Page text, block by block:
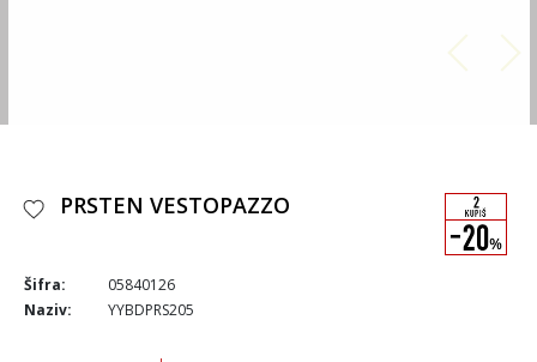
PRSTEN VESTOPAZZO
Šifra:
05840126
Naziv:
YYBDPRS205